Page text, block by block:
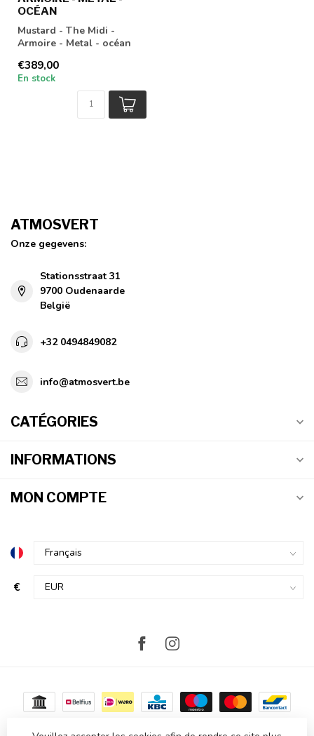
OCÉAN
Mustard - The Midi -
Armoire - Metal - océan
€389,00
En stock
ATMOSVERT
Onze gegevens:
Stationsstraat 31
9700 Oudenaarde
België
+32 0494849082
info@atmosvert.be
CATÉGORIES
INFORMATIONS
MON COMPTE
€